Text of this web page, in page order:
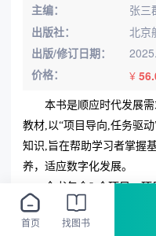
主编：
张三
出版社：
北京
出版/修订日期：
价格：
¥
本书是顺应时代发展
教材,以“项目导向,任务驱动
知识,旨在帮助学习者掌握
养， 适应数字化发展。
全书包含 8 个项目。项
本组成和工作原理
为后
作系统的使用、管理及优
首页 找图书